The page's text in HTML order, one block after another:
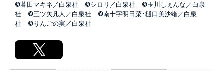
©暮田マキネ／白泉社 ©シロリ／白泉社 ©玉川しぇんな／白泉
社 ©三ツ矢凡人／白泉社 ©南十字明日菜･樋口美沙緒／白泉
社 ©りんごの実／白泉社